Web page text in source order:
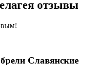
отзывы
Славянские